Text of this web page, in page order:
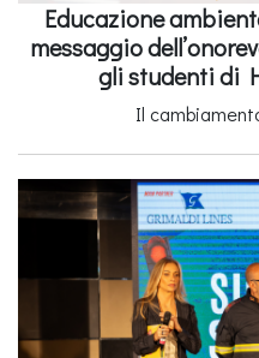
Educazione
messaggio
gli studenti di
Il